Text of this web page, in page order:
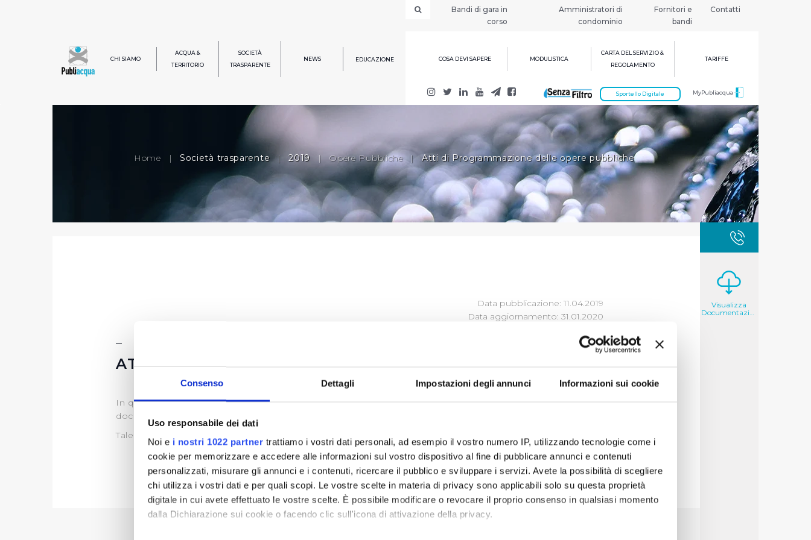
Consenso Dettagli Impostazioni degli annunci Informazioni sui cookie
Uso responsabile dei dati
Noi e i nostri 1022 partner trattiamo i vostri dati personali, ad esempio il vostro numero IP, utilizzando tecnologie come i
cookie per memorizzare e accedere alle informazioni sul vostro dispositivo al fine di pubblicare annunci e contenuti
personalizzati, misurare gli annunci e i contenuti, ricercare il pubblico e sviluppare i servizi. Avete la possibilità di scegliere
chi utilizza i vostri dati e per quali scopi. Le vostre scelte in materia di privacy sono applicabili solo su questa proprietà
digitale in cui avete effettuato le vostre scelte. È possibile modificare o revocare il proprio consenso in qualsiasi momento
dalla Dichiarazione sui cookie o facendo clic sull'icona di attivazione della privacy.
Bandi di gara in
corso
Amministratori di
condominio
Fornitori e
bandi
Contatti
CHI SIAMO
ACQUA &
TERRITORIO
SOCIETÀ
TRASPARENTE
NEWS EDUCAZIONE COSA DEVI SAPERE MODULISTICA
CARTA DEL SERVIZIO &
REGOLAMENTO
TARIFFE
MyPubliacqua
Sportello Digitale
Home | Società trasparente | 2019 | Opere Pubbliche | Atti di Programmazione delle opere pubbliche
Data pubblicazione: 11.04.2019
Data aggiornamento: 31.01.2020
ATTI DI PROGRAMMAZIONE DELLE OPERE PUBBLICHE
In questa sezione puoi trovare il programma degli interventi di Publiacqua 2016 - 2021 (visualizza
documentazione)
Tale programma è soggetto a revisioni nel 2020
Visualizza
Documentazione